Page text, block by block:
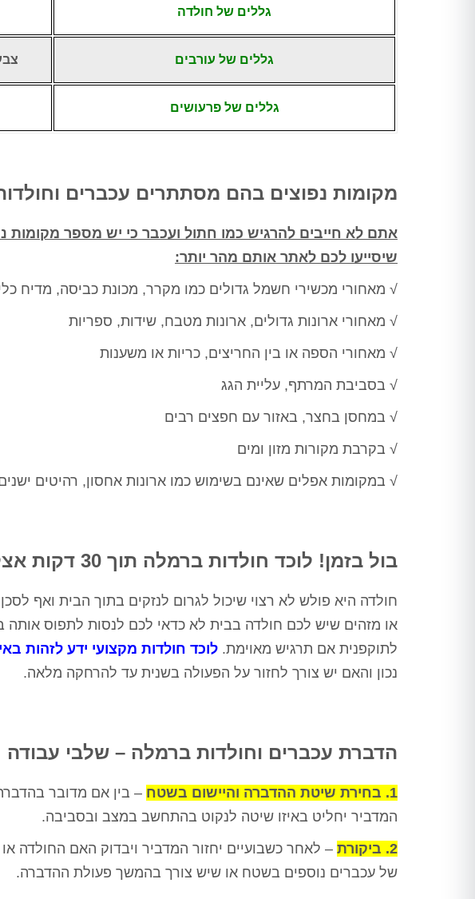
גללים של חולדה
גללים של עורבים
גללים של פרעושים
מקומות נפוצים בהם מסתתרים עכברים
אתם לא חייבים להרגיש כמו חתול ועכבר כי יש מספר
שיסייעו לכם לאתר אותם מהר יותר:
√ מאחורי מכשירי חשמל גדולים כמו מקרר, מכונת כביסה, מדיח
√ מאחורי ארונות גדולים, ארונות מטבח, שידות, ספריות
√ מאחורי הספה או בין החריצים, כריות או משענות
√ בסביבת המרתף, עליית הגג
√ במחסן בחצר, באזור עם חפצים רבים
√ בקרבת מקורות מזון ומים
√ במקומות אפלים שאינם בשימוש כמו ארונות אחסון, רהיטים
בול בזמן! לוכד חולדות ברמלה תוך 30 דקות אצלכם
חולדה היא פולש לא רצוי שיכול לגרום לנזקים בתוך הבית ואף
או מזהים שיש לכם חולדה בבית לא כדאי לכם לנסות לתפוס אותה
לתוקפנית אם תרגיש מאוימת. לוכד חולדות מקצועי ידע לזהות
נכון והאם יש צורך לחזור על הפעולה בשנית עד להרחקה מלאה.
הדברת עכברים וחולדות ברמלה – שלבי עבודה
1. בחירת שיטת ההדברה והיישום בשטח
– בין אם מדובר
המדביר יחליט באיזו שיטה לנקוט בהתחשב במצב ובסביבה.
2. ביקורת
– לאחר כשבועיים יחזור המדביר ויבדוק האם החולדה
של עכברים נוספים בשטח או שיש צורך בהמשך פעולת ההדברה.